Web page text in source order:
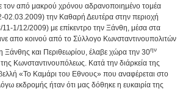
τον από μακρού χρόνου αδρανοποιημένο τομέα
την Καθαρή Δευτέρα στην περιοχή
1/12/2009) με επίκεντρο την Ξάνθη, μέσα στα
απο κοινού από το Σύλλογο Κωνσταντινουπολιτών
και Περιθεωρίου, έλαβε χώρα την 30ην
Κωνσταντινουπόλεως. Κατά την διάρκεία της
«Το Καμάρι του Εθνους» που αναφέρεται στο
εκδρομής ήταν ότι μας δόθηκε η ευκαιρία της